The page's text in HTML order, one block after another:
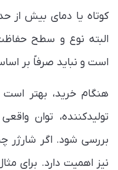
کوتاه یا دمای بیش از
البته نوع و سطح
است و نباید صرفاً بر
هنگام خرید، بهتر
تولیدکننده، توان
بررسی شود. اگر شارژر
نیز اهمیت دارد. برای